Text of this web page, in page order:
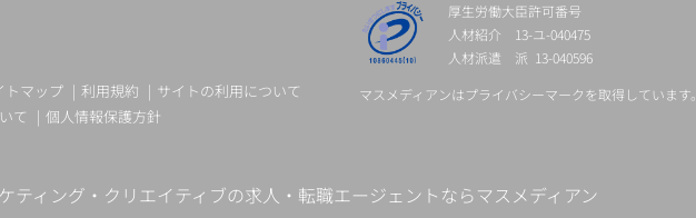
厚生労働大臣許可番号
人材紹介 13-ユ-040475
人材派遣 派 13-040596
マスメディアンはプライバシーマークを取得しています。
トマップ 利用規約
サイトの利用について
て
個人情報保護方針
ティング・クリエイティブの求人・転職エージェントならマスメディアン